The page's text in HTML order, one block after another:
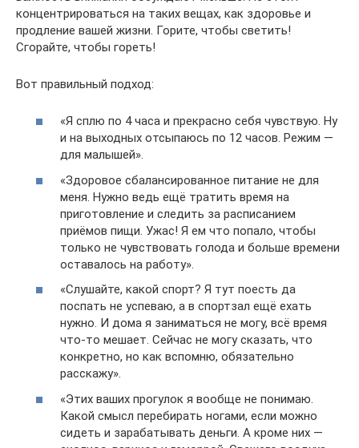
концентрироваться на таких вещах, как здоровье и
продление вашей жизни. Горите, чтобы светить!
Сгорайте, чтобы гореть!
Вот правильный подход:
«Я сплю по 4 часа и прекрасно себя чувствую. Ну
и на выходных отсыпаюсь по 12 часов. Режим —
для малышей».
«Здоровое сбалансированное питание не для
меня. Нужно ведь ещё тратить время на
приготовление и следить за расписанием
приёмов пищи. Ужас! Я ем что попало, чтобы
только не чувствовать голода и больше времени
оставалось на работу».
«Слушайте, какой спорт? Я тут поесть да
поспать не успеваю, а в спортзал ещё ехать
нужно. И дома я заниматься не могу, всё время
что‑то мешает. Сейчас не могу сказать, что
конкретно, но как вспомню, обязательно
расскажу».
«Этих ваших прогулок я вообще не понимаю.
Какой смысл перебирать ногами, если можно
сидеть и зарабатывать деньги. А кроме них —